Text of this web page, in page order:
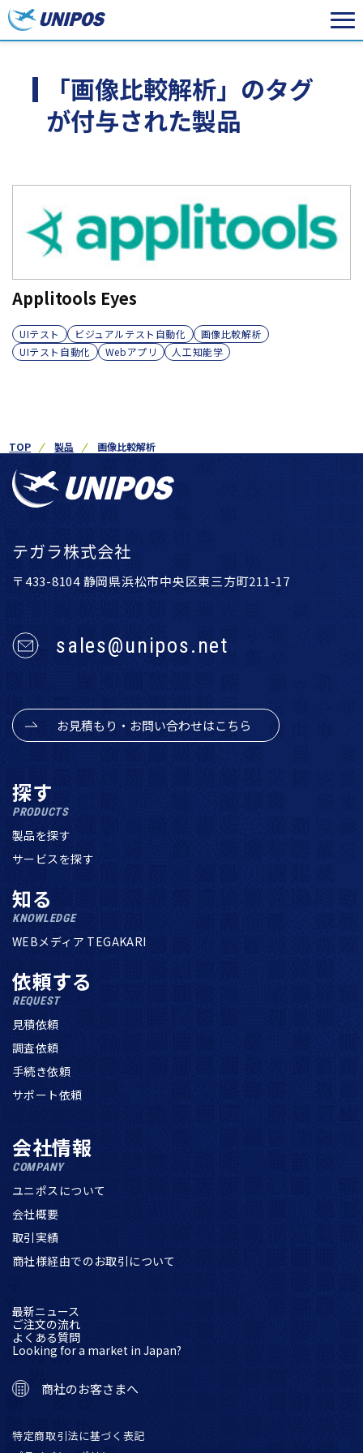
「画像比較解析」のタグ
が付与された製品
Applitools Eyes
UIテスト ビジュアルテスト自動化
画像比較解析
UIテスト自動化
Webアプリ 人工知能学
TOP 製品 画像比較解析
テガラ株式会社
〒433-8104 静岡県浜松市中央区東三方町211-17
sales@unipos.net
お見積もり・お問い合わせはこちら
探す
PRODUCTS
製品を探す
サービスを探す
知る
KNOWLEDGE
WEBメディア TEGAKARI
依頼する
REQUEST
見積依頼
調査依頼
手続き依頼
サポート依頼
会社情報
COMPANY
ユニポスについて
会社概要
取引実績
商社様経由でのお取引について
最新ニュース
ご注文の流れ
よくある質問
Looking for a market in Japan?
商社のお客さまへ
特定商取引法に基づく表記